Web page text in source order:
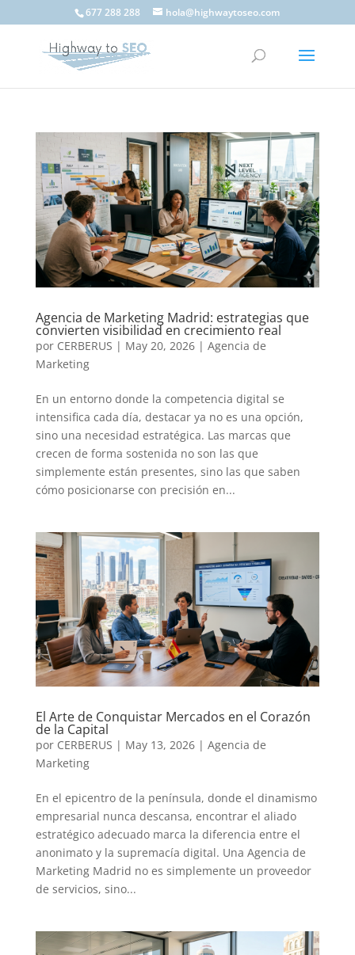
677 288 288 hola@highwaytoseo.com
Agencia de Marketing Madrid: estrategias que
convierten visibilidad en crecimiento real
por CERBERUS | May 20, 2026| Agencia de
Marketing
En un entorno donde la competencia digital se
intensifica cada día, destacar ya no es una opción,
sino una necesidad estratégica. Las marcas que
crecen de forma sostenida no son las que
simplemente están presentes, sino las que saben
cómo posicionarse con precisión en...
El Arte de Conquistar Mercados en el Corazón
de la Capital
por CERBERUS | May 13, 2026| Agencia de
Marketing
En el epicentro de la península, donde el dinamismo
empresarial nunca descansa, encontrar el aliado
estratégico adecuado marca la diferencia entre el
anonimato y la supremacía digital. Una Agencia de
Marketing Madrid no es simplemente un proveedor
de servicios, sino...